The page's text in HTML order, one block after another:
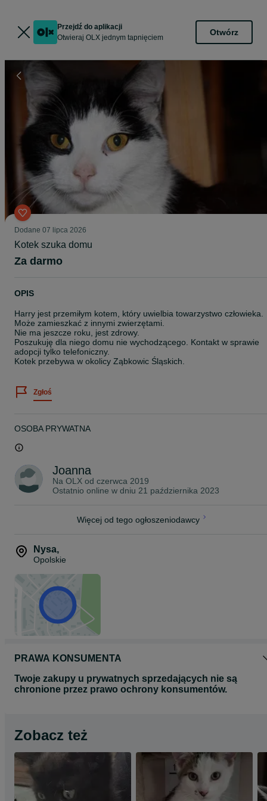
Przejdź do aplikacji
Otwieraj OLX jednym tapnięciem
Otwórz
Dodane 07 lipca 2026
Kotek szuka domu
Za darmo
OPIS
Harry jest przemiłym kotem, który uwielbia towarzystwo człowieka.
Może zamieszkać z innymi zwierzętami.
Nie ma jeszcze roku, jest zdrowy.
Poszukuję dla niego domu nie wychodzącego. Kontakt w sprawie
adopcji tylko telefoniczny.
Kotek przebywa w okolicy Ząbkowic Śląskich.
Zgłoś
OSOBA PRYWATNA
Joanna
Na OLX od czerwca 2019
Ostatnio online w dniu 21 października 2023
Więcej od tego ogłoszeniodawcy
Nysa,
Opolskie
PRAWA KONSUMENTA
Twoje zakupy u prywatnych sprzedających nie są
chronione przez prawo ochrony konsumentów.
Zobacz też